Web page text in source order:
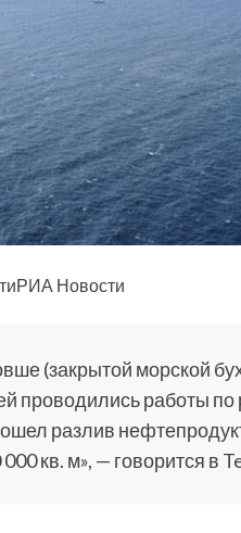
Новости
(закрытой морской
проводилисьработы по
разлив
кв. м», — говорится в